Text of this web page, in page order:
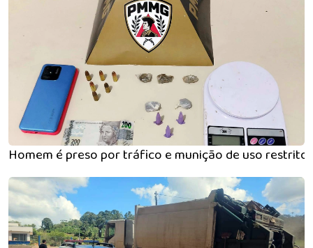
Homem é preso por tráfico e munição de uso restrito